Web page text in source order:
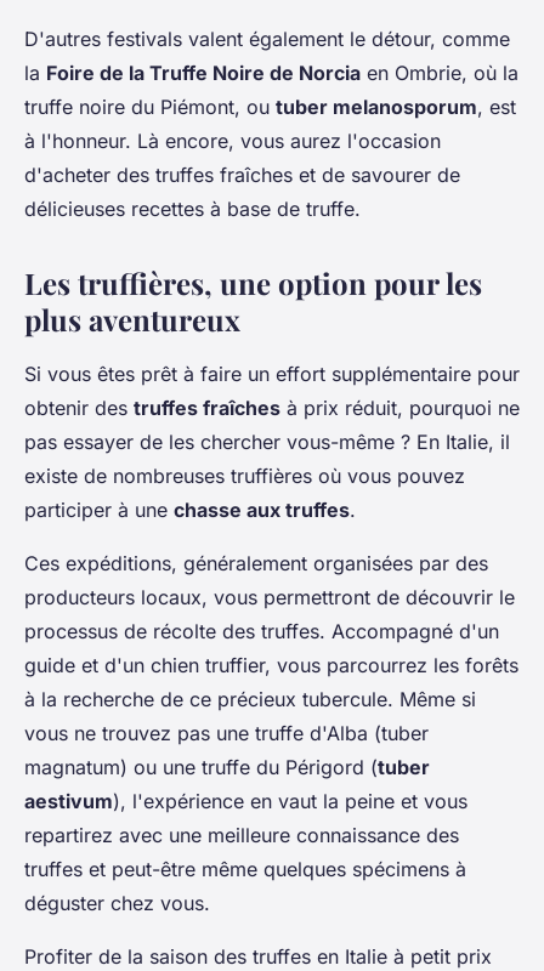
D'autres festivals valent également le détour, comme
la Foire de la Truffe Noire de Norcia en Ombrie, où la
truffe noire du Piémont, ou tuber melanosporum, est
à l'honneur. Là encore, vous aurez l'occasion
d'acheter des truffes fraîches et de savourer de
délicieuses recettes à base de truffe.
Les truffières, une option pour les
plus aventureux
Si vous êtes prêt à faire un effort supplémentaire pour
obtenir des truffes fraîches à prix réduit, pourquoi ne
pas essayer de les chercher vous-même ? En Italie, il
existe de nombreuses truffières où vous pouvez
participer à une chasse aux truffes.
Ces expéditions, généralement organisées par des
producteurs locaux, vous permettront de découvrir le
processus de récolte des truffes. Accompagné d'un
guide et d'un chien truffier, vous parcourrez les forêts
à la recherche de ce précieux tubercule. Même si
vous ne trouvez pas une truffe d'Alba (tuber
magnatum) ou une truffe du Périgord (tuber
aestivum), l'expérience en vaut la peine et vous
repartirez avec une meilleure connaissance des
truffes et peut-être même quelques spécimens à
déguster chez vous.
Profiter de la saison des truffes en Italie à petit prix